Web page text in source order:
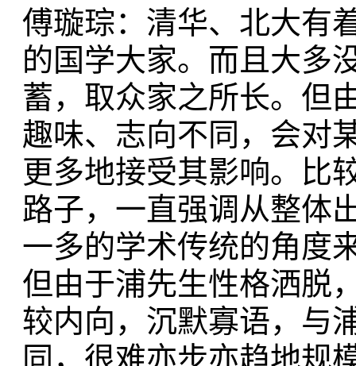
傅璇琮：清华、北大有
的国学大家。而且大多
蓄，取众家之所长。但
趣味、志向不同，会对
更多地接受其影响。比
路子，一直强调从整体
一多的学术传统的角度
但由于浦先生性格洒脱
较内向，沉默寡语，与
同，很难亦步亦趋地规